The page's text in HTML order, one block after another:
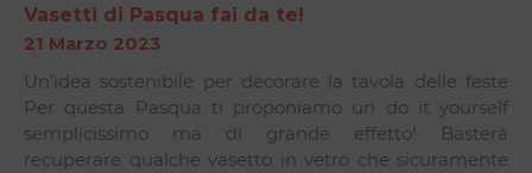
Vasetti di Pasqua fai da te!
21 Marzo 2023
Un’idea sostenibile per decorare la tavola delle feste
Per questa Pasqua ti proponiamo un do it yourself
semplicissimo ma di grande effetto! Basterà
recuperare qualche vasetto in vetro che sicuramente